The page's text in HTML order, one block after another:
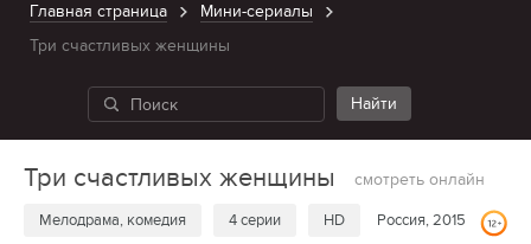
Главная страница
Мини-сериалы
Три счастливых женщины
Три счастливых женщины смотреть онлайн
Мелодрама, комедия 4 серии HD Россия, 2015